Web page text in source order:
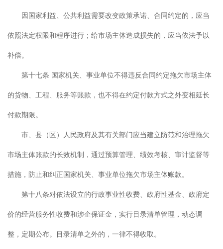
因国家利益、公共利益需要改变政策承诺、合同约定的，应当
依照法定权限和程序进行；给市场主体造成损失的，应当依法予以
补偿。
第十七条 国家机关、事业单位不得违反合同约定拖欠市场主体
的货物、工程、服务等账款，也不得在约定付款方式之外变相延长
付款期限。
市、县（区）人民政府及其有关部门应当建立防范和治理拖欠
市场主体账款的长效机制，通过预算管理、绩效考核、审计监督等
措施，防止和纠正国家机关、事业单位拖欠市场主体账款。
第十八条对依法设立的行政事业性收费、政府性基金、政府定
价的经营服务性收费和涉企保证金，实行目录清单管理，动态调
整，定期公布。目录清单之外的，一律不得收取。